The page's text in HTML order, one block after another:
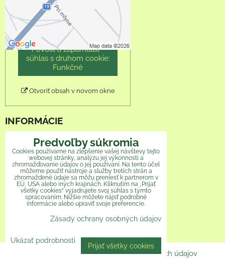
obsah?
Povoliť tentokrát
Povoliť a zapamätať -
súhlas s druhom cookie:
Funkčné
Otvoriť obsah v novom okne
INFORMÁCIE
Obchodné podmienky
Reklamačný poriadok
Ochrana osobných údajov
Veľkoobchod
Ako pomáhame
Zásady ochrany osobných údajov
Predvoľby súkromia
Cookies používame na zlepšenie vašej návštevy tejto
webovej stránky, analýzu jej výkonnosti a
zhromažďovanie údajov o jej používaní. Na tento účel
môžeme použiť nástroje a služby tretích strán a
zhromaždené údaje sa môžu preniesť k partnerom v
EÚ, USA alebo iných krajinách. Kliknutím na „Prijať
všetky cookies“ vyjadrujete svoj súhlas s týmto
spracovaním. Nižšie môžete nájsť podrobné
informácie alebo upraviť svoje preferencie.
Zásady ochrany osobných údajov
Ukázať podrobnosti
Prijať všetky cookies